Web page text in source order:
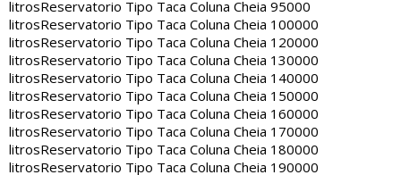
litrosReservatorio Tipo Taca Coluna Cheia 95000
litrosReservatorio Tipo Taca Coluna Cheia 100000
litrosReservatorio Tipo Taca Coluna Cheia 120000
litrosReservatorio Tipo Taca Coluna Cheia 130000
litrosReservatorio Tipo Taca Coluna Cheia 140000
litrosReservatorio Tipo Taca Coluna Cheia 150000
litrosReservatorio Tipo Taca Coluna Cheia 160000
litrosReservatorio Tipo Taca Coluna Cheia 170000
litrosReservatorio Tipo Taca Coluna Cheia 180000
litrosReservatorio Tipo Taca Coluna Cheia 190000